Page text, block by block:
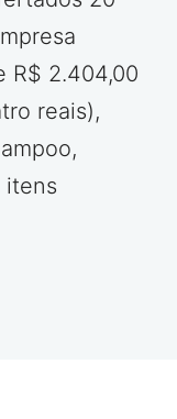
R$ 2.404,00
reais),
itens